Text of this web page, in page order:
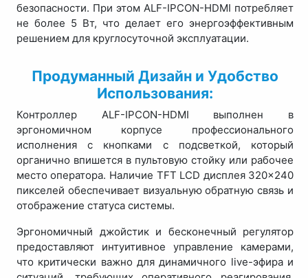
безопасности. При этом ALF-IPCON-HDMI потребляет
не более 5 Вт, что делает его энергоэффективным
решением для круглосуточной эксплуатации.
Продуманный Дизайн и Удобство
Использования:
Контроллер ALF-IPCON-HDMI выполнен в
эргономичном корпусе профессионального
исполнения с кнопками с подсветкой, который
органично впишется в пультовую стойку или рабочее
место оператора. Наличие TFT LCD дисплея 320×240
пикселей обеспечивает визуальную обратную связь и
отображение статуса системы.
Эргономичный джойстик и бесконечный регулятор
предоставляют интуитивное управление камерами,
что критически важно для динамичного live-эфира и